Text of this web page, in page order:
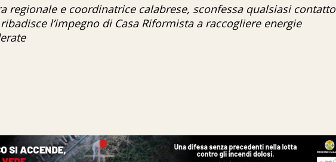
regionale e coordinatrice calabrese, sconfessa qualsiasi contatto
l’impegno di Casa Riformista a raccogliere energie